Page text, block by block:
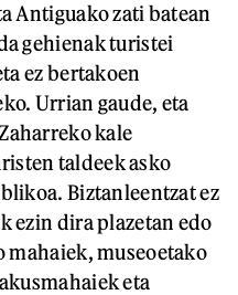
Antiguako zati batean
gehienak turistei
ez bertakoen
Urrian gaude, eta
kale
taldeek asko
Biztanleentzat ez
ezin dira plazetan edo
mahaiek, museoetako
eta